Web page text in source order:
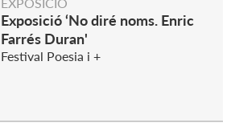
Exposició ‘No diré noms. Enric
Farrés Duran'
Festival Poesia i +